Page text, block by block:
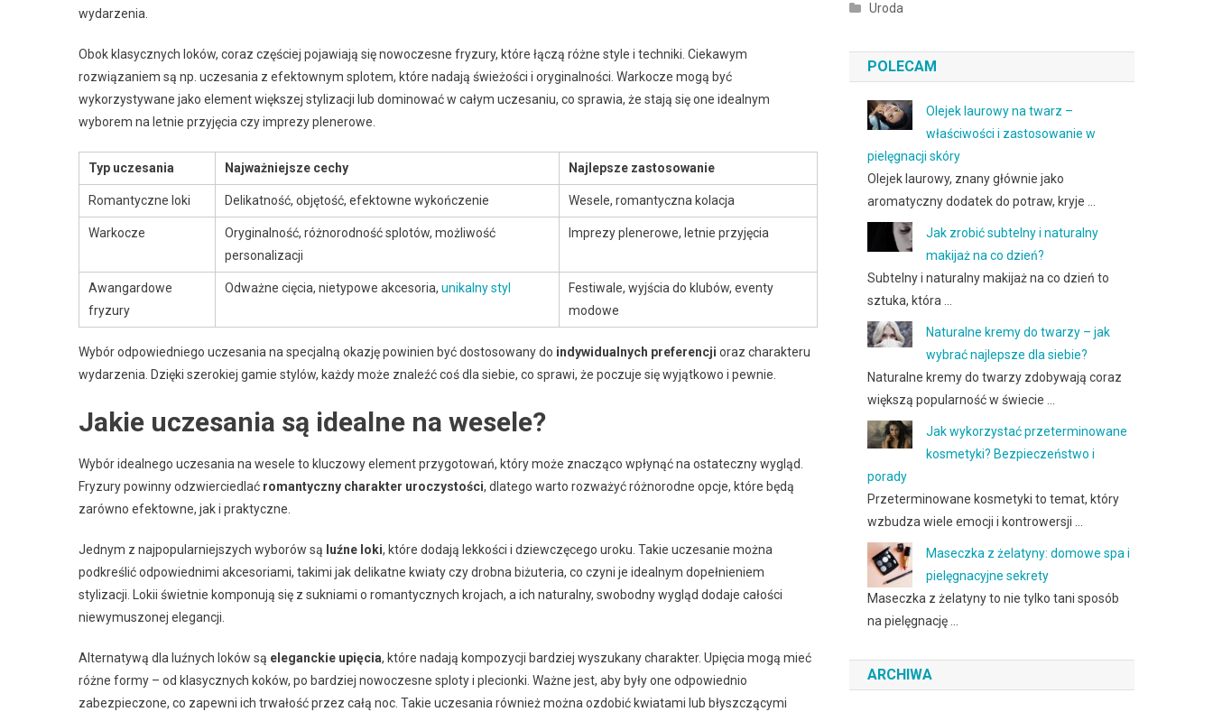
wydarzenia.
Obok klasycznych loków, coraz częściej pojawiają się nowoczesne fryzury, które łączą różne style i techniki. Ciekawym
rozwiązaniem są np. uczesania z efektownym splotem, które nadają świeżości i oryginalności. Warkocze mogą być
wykorzystywane jako element większej stylizacji lub dominować w całym uczesaniu, co sprawia, że stają się one idealnym
wyborem na letnie przyjęcia czy imprezy plenerowe.
Typ uczesania Najważniejsze cechy Najlepsze zastosowanie
Romantyczne loki Delikatność, objętość, efektowne wykończenie Wesele, romantyczna kolacja
Warkocze
Oryginalność, różnorodność splotów, możliwość
personalizacji
Imprezy plenerowe, letnie przyjęcia
Awangardowe
fryzury
Odważne cięcia, nietypowe akcesoria, unikalny styl
Festiwale, wyjścia do klubów, eventy
modowe
Wybór odpowiedniego uczesania na specjalną okazję powinien być dostosowany do indywidualnych preferencji oraz charakteru
wydarzenia. Dzięki szerokiej gamie stylów, każdy może znaleźć coś dla siebie, co sprawi, że poczuje się wyjątkowo i pewnie.
Jakie uczesania są idealne na wesele?
Wybór idealnego uczesania na wesele to kluczowy element przygotowań, który może znacząco wpłynąć na ostateczny wygląd.
Fryzury powinny odzwierciedlać romantyczny charakter uroczystości, dlatego warto rozważyć różnorodne opcje, które będą
zarówno efektowne, jak i praktyczne.
Jednym z najpopularniejszych wyborów są luźne loki, które dodają lekkości i dziewczęcego uroku. Takie uczesanie można
podkreślić odpowiednimi akcesoriami, takimi jak delikatne kwiaty czy drobna biżuteria, co czyni je idealnym dopełnieniem
stylizacji. Lokii świetnie komponują się z sukniami o romantycznych krojach, a ich naturalny, swobodny wygląd dodaje całości
niewymuszonej elegancji.
Alternatywą dla luźnych loków są eleganckie upięcia, które nadają kompozycji bardziej wyszukany charakter. Upięcia mogą mieć
różne formy – od klasycznych koków, po bardziej nowoczesne sploty i plecionki. Ważne jest, aby były one odpowiednio
zabezpieczone, co zapewni ich trwałość przez całą noc. Takie uczesania również można ozdobić kwiatami lub błyszczącymi
Uroda
POLECAM
Olejek laurowy na twarz –
właściwości i zastosowanie w
pielęgnacji skóry
Olejek laurowy, znany głównie jako
aromatyczny dodatek do potraw, kryje …
Jak zrobić subtelny i naturalny
makijaż na co dzień?
Subtelny i naturalny makijaż na co dzień to
sztuka, która …
Naturalne kremy do twarzy – jak
wybrać najlepsze dla siebie?
Naturalne kremy do twarzy zdobywają coraz
większą popularność w świecie …
Jak wykorzystać przeterminowane
kosmetyki? Bezpieczeństwo i
porady
Przeterminowane kosmetyki to temat, który
wzbudza wiele emocji i kontrowersji …
Maseczka z żelatyny: domowe spa i
pielęgnacyjne sekrety
Maseczka z żelatyny to nie tylko tani sposób
na pielęgnację …
ARCHIWA